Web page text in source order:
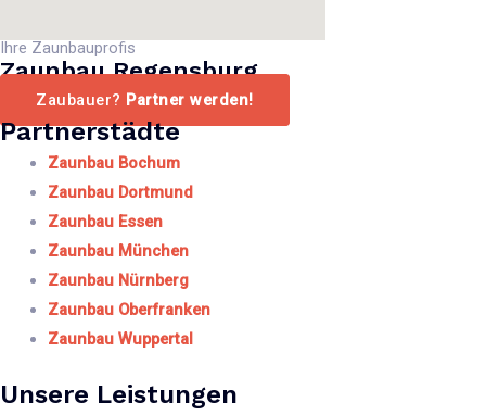
Ihre Zaunbauprofis
Zaunbau Regensburg
Zaubauer? Partner werden!
Partnerstädte
Zaunbau Bochum
Zaunbau Dortmund
Zaunbau Essen
Zaunbau München
Zaunbau Nürnberg
Zaunbau Oberfranken
Zaunbau Wuppertal
Unsere Leistungen